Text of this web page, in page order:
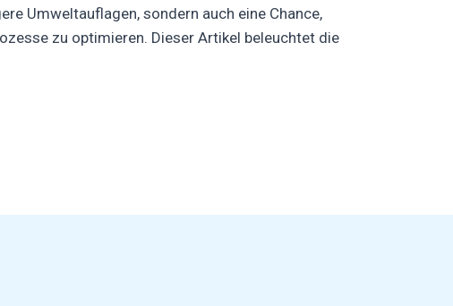
Umweltauflagen, sondern auch eine Chance,
zu optimieren. Dieser Artikel beleuchtet die